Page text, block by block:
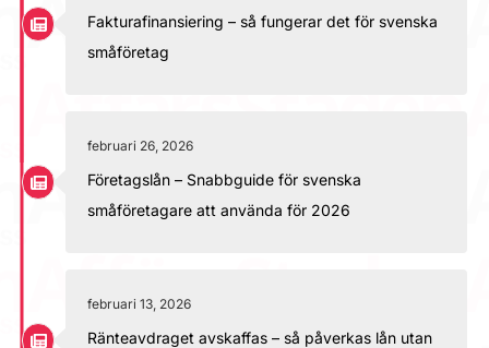
Fakturafinansiering – så fungerar det för svenska
småföretag
februari 26, 2026
Företagslån – Snabbguide för svenska
småföretagare att använda för 2026
februari 13, 2026
Ränteavdraget avskaffas – så påverkas lån utan